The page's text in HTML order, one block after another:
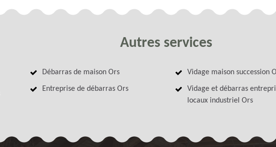
Autres services
Débarras de maison Ors
Entreprise de débarras Ors
Vidage maison succession
Vidage et débarras
locaux industriel Ors